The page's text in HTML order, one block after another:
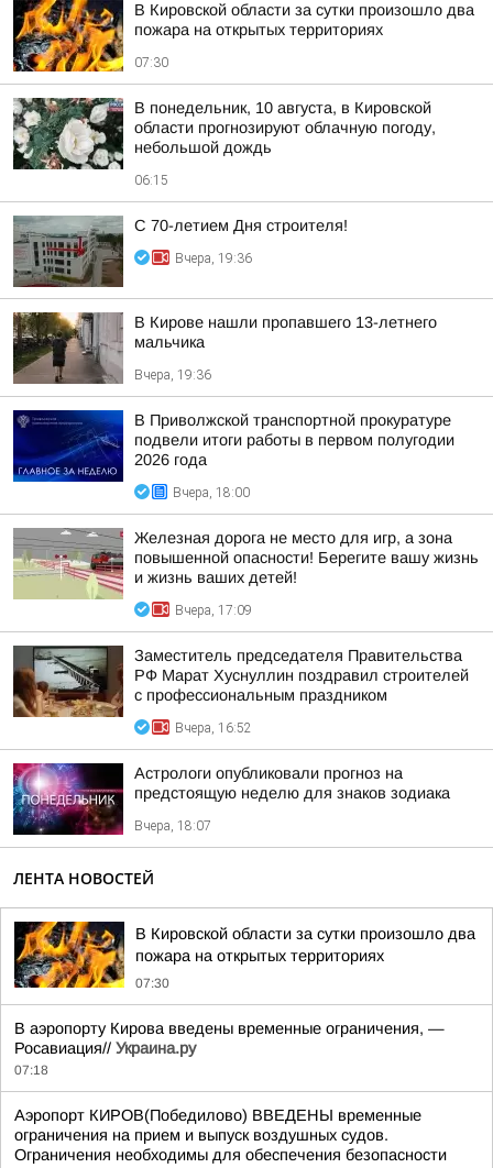
В Кировской области за сутки произошло два
пожара на открытых территориях
07:30
В понедельник, 10 августа, в Кировской
области прогнозируют облачную погоду,
небольшой дождь
06:15
С 70-летием Дня строителя!
Вчера, 19:36
В Кирове нашли пропавшего 13-летнего
мальчика
Вчера, 19:36
В Приволжской транспортной прокуратуре
подвели итоги работы в первом полугодии
2026 года
Вчера, 18:00
Железная дорога не место для игр, а зона
повышенной опасности! Берегите вашу жизнь
и жизнь ваших детей!
Вчера, 17:09
Заместитель председателя Правительства
РФ Марат Хуснуллин поздравил строителей
с профессиональным праздником
Вчера, 16:52
Астрологи опубликовали прогноз на
предстоящую неделю для знаков зодиака
Вчера, 18:07
ЛЕНТА НОВОСТЕЙ
В Кировской области за сутки произошло два
пожара на открытых территориях
07:30
В аэропорту Кирова введены временные ограничения, —
Росавиация// Украина.ру
07:18
Аэропорт КИРОВ(Победилово) ВВЕДЕНЫ временные
ограничения на прием и выпуск воздушных судов.
Ограничения необходимы для обеспечения безопасности